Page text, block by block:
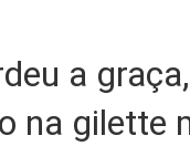
a
na gilette